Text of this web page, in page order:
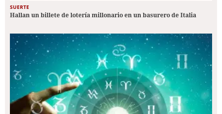
SUERTE
Hallan un billete de lotería millonario en un basurero de Italia